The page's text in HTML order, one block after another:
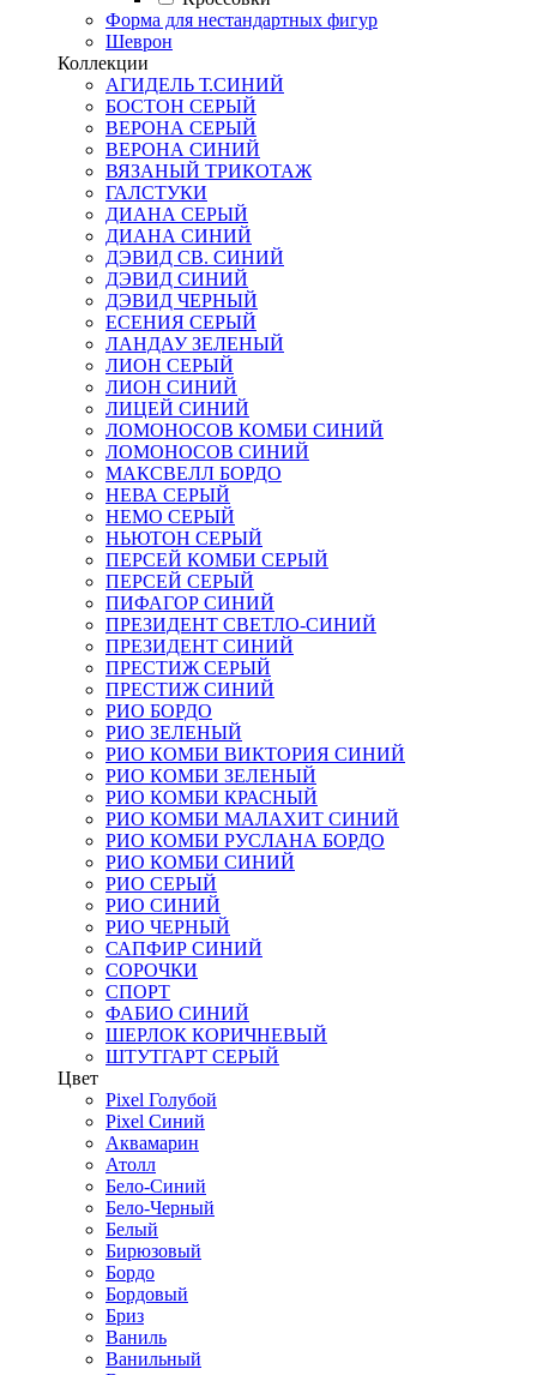
Форма для нестандартных фигур
Шеврон
Коллекции
АГИДЕЛЬ Т.СИНИЙ
БОСТОН СЕРЫЙ
ВЕРОНА СЕРЫЙ
ВЕРОНА СИНИЙ
ВЯЗАНЫЙ ТРИКОТАЖ
ГАЛСТУКИ
ДИАНА СЕРЫЙ
ДИАНА СИНИЙ
ДЭВИД СВ. СИНИЙ
ДЭВИД СИНИЙ
ДЭВИД ЧЕРНЫЙ
ЕСЕНИЯ СЕРЫЙ
ЛАНДАУ ЗЕЛЕНЫЙ
ЛИОН СЕРЫЙ
ЛИОН СИНИЙ
ЛИЦЕЙ СИНИЙ
ЛОМОНОСОВ КОМБИ СИНИЙ
ЛОМОНОСОВ СИНИЙ
МАКСВЕЛЛ БОРДО
НЕВА СЕРЫЙ
НЕМО СЕРЫЙ
НЬЮТОН СЕРЫЙ
ПЕРСЕЙ КОМБИ СЕРЫЙ
ПЕРСЕЙ СЕРЫЙ
ПИФАГОР СИНИЙ
ПРЕЗИДЕНТ СВЕТЛО-СИНИЙ
ПРЕЗИДЕНТ СИНИЙ
ПРЕСТИЖ СЕРЫЙ
ПРЕСТИЖ СИНИЙ
РИО БОРДО
РИО ЗЕЛЕНЫЙ
РИО КОМБИ ВИКТОРИЯ СИНИЙ
РИО КОМБИ ЗЕЛЕНЫЙ
РИО КОМБИ КРАСНЫЙ
РИО КОМБИ МАЛАХИТ СИНИЙ
РИО КОМБИ РУСЛАНА БОРДО
РИО КОМБИ СИНИЙ
РИО СЕРЫЙ
РИО СИНИЙ
РИО ЧЕРНЫЙ
САПФИР СИНИЙ
СОРОЧКИ
СПОРТ
ФАБИО СИНИЙ
ШЕРЛОК КОРИЧНЕВЫЙ
ШТУТГАРТ СЕРЫЙ
Цвет
Pixel Голубой
Pixel Синий
Аквамарин
Атолл
Бело-Синий
Бело-Черный
Белый
Бирюзовый
Бордо
Бордовый
Бриз
Ваниль
Ванильный